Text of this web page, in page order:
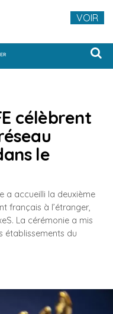
célèbrent
le
a accueilli la deuxième
français à l’étranger,
La cérémonie a mis
établissements du
VOIR